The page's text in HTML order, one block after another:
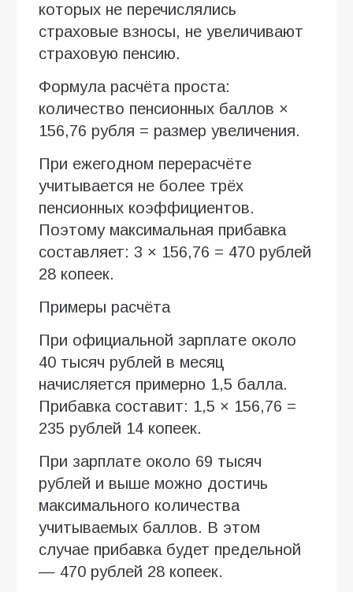
которых не перечислялись
страховые взносы, не увеличивают
страховую пенсию.
Формула расчёта проста:
количество пенсионных баллов ×
156,76 рубля = размер увеличения.
При ежегодном перерасчёте
учитывается не более трёх
пенсионных коэффициентов.
Поэтому максимальная прибавка
составляет: 3 × 156,76 = 470 рублей
28 копеек.
Примеры расчёта
При официальной зарплате около
40 тысяч рублей в месяц
начисляется примерно 1,5 балла.
Прибавка составит: 1,5 × 156,76 =
235 рублей 14 копеек.
При зарплате около 69 тысяч
рублей и выше можно достичь
максимального количества
учитываемых баллов. В этом
случае прибавка будет предельной
— 470 рублей 28 копеек.